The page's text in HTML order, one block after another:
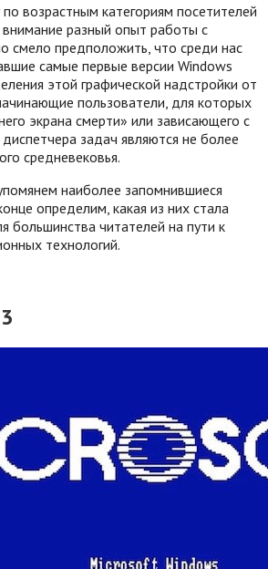
возрастным категориям посетителей
разный опыт работы с
смело предположить, что среди нас
самые первые версии Windows
этой графической надстройки от
пользователи, для которых
экрана смерти» или зависающего с
задач являются не более
средневековья.
наиболее запомнившиеся
определим, какая из них стала
большинства читателей на пути к
технологий.